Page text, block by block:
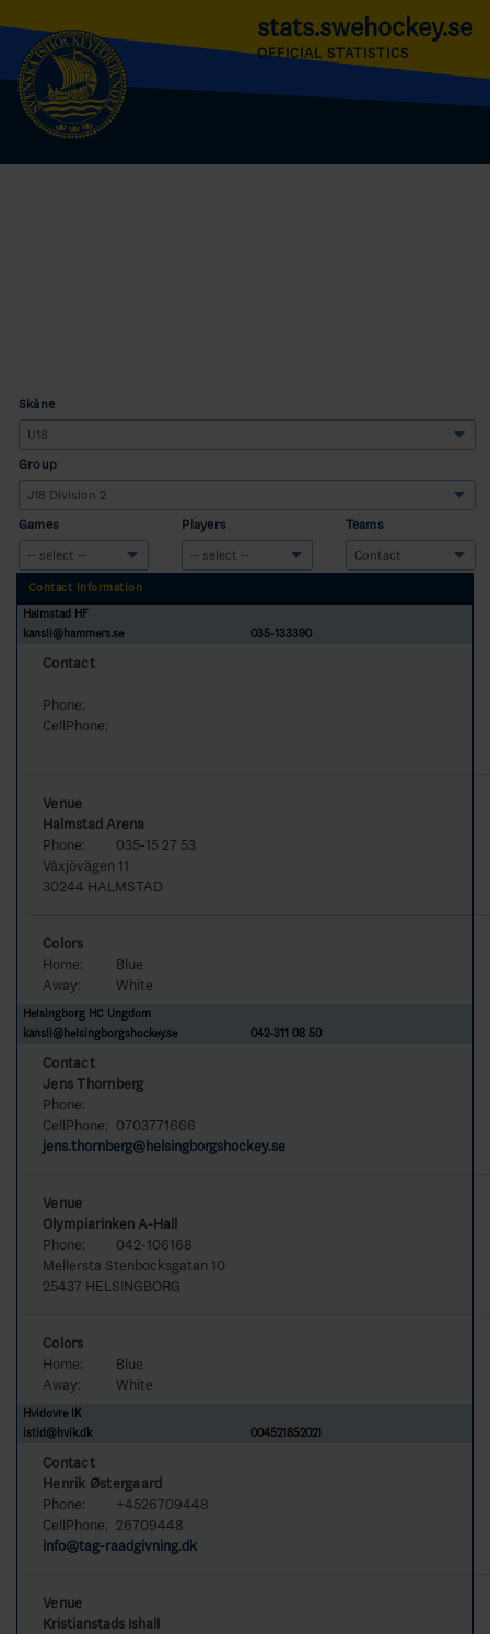
stats.swehockey.se
OFFICIAL STATISTICS
Skåne
Group
Games Players Teams
Contact Information
Halmstad HF
kansli@hammers.se
035-133390
Contact
Phone:
CellPhone:
Venue
Halmstad Arena
Phone:
035-15 27 53
Växjövägen 11
30244 HALMSTAD
Colors
Home:
Blue
Away:
White
Helsingborg HC Ungdom
kansli@helsingborgshockey.se
042-311 08 50
Contact
Jens Thornberg
Phone:
CellPhone: 0703771666
jens.thornberg@helsingborgshockey.se
Venue
Olympiarinken A-Hall
Phone:
042-106168
Mellersta Stenbocksgatan 10
25437 HELSINGBORG
Colors
Home:
Blue
Away:
White
Hvidovre IK
istid@hvik.dk
004521852021
Contact
Henrik Østergaard
Phone:
+4526709448
CellPhone: 26709448
info@tag-raadgivning.dk
Venue
Kristianstads Ishall